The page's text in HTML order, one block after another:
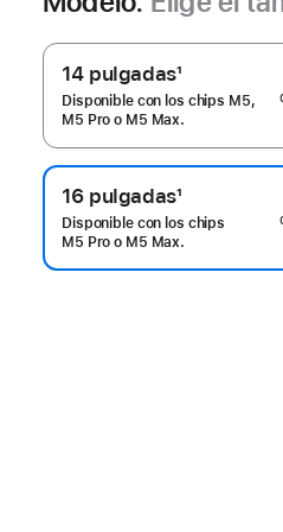
14 pulgadas
Nota
al
pie
1
Disponible con los chips M5,
M5 Pro o M5 Max.
16 pulgadas
Nota
al
pie
1
Disponible con los chips
M5 Pro o M5 Max.